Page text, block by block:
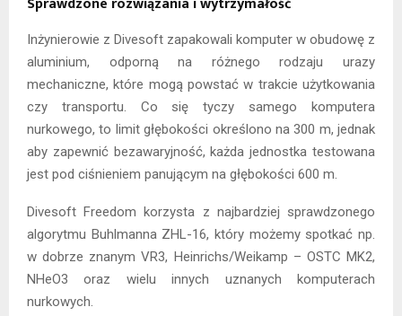
Inżynierowie z Divesoft zapakowali komputer w obudowę z
aluminium, odporną na różnego rodzaju urazy
mechaniczne, które mogą powstać w trakcie użytkowania
czy transportu. Co się tyczy samego komputera
nurkowego, to limit głębokości określono na 300 m, jednak
aby zapewnić bezawaryjność, każda jednostka testowana
jest pod ciśnieniem panującym na głębokości 600 m.
Divesoft Freedom korzysta z najbardziej sprawdzonego
algorytmu Buhlmanna ZHL-16, który możemy spotkać np.
w dobrze znanym VR3, Heinrichs/Weikamp – OSTC MK2,
NHeO3 oraz wielu innych uznanych komputerach
nurkowych.